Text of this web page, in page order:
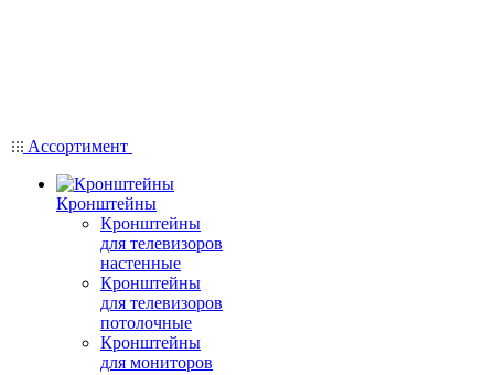
Ассортимент
Кронштейны
Кронштейны
для телевизоров
настенные
Кронштейны
для телевизоров
потолочные
Кронштейны
для мониторов